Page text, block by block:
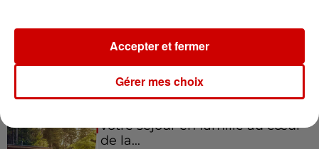
pour l'un des zoos de nos
régions !
votre séjour en famille au cœur
de la...
Gérer mes choix
Accepter et fermer